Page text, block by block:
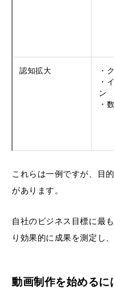
認知拡大
・
・
ン
・
これらは一例ですが、目
があります。
自社のビジネス目標に最
り効果的に成果を測定し
動画制作を始めるに